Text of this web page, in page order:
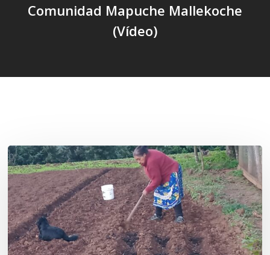
Comunidad Mapuche Mallekoche
(Vídeo)
«La
privatización
de
las
semillas